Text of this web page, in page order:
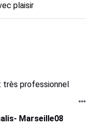
plaisir
très professionnel
Marseille08